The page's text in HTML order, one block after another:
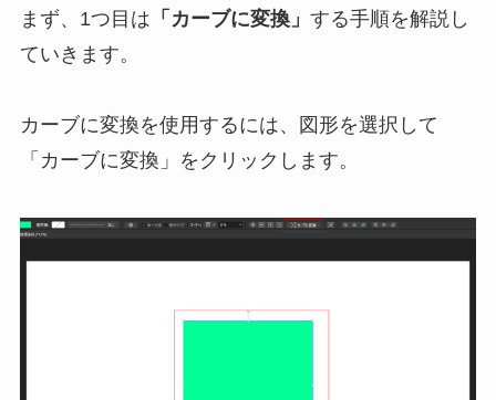
まず、1つ目は 「カーブに変換」 する手順を解説し
ていきます。
カーブに変換を使用するには、図形を選択して
「カーブに変換」をクリックします。